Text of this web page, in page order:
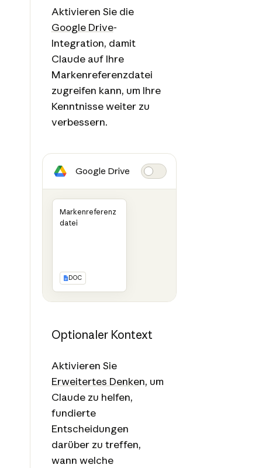
Aktivieren Sie die
Google Drive-
Integration, damit
Claude auf Ihre
Markenreferenzdatei
zugreifen kann, um Ihre
Kenntnisse weiter zu
verbessern.
Google Drive
Markenreferenz
datei
DOC
Optionaler Kontext
Aktivieren Sie
Erweitertes Denken, um
Claude zu helfen,
fundierte
Entscheidungen
darüber zu treffen,
wann welche